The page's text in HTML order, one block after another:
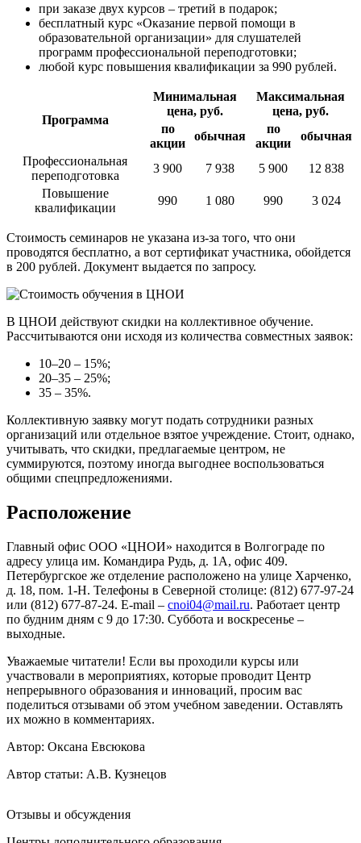
при заказе двух курсов – третий в подарок;
бесплатный курс «Оказание первой помощи в
образовательной организации» для слушателей
программ профессиональной переподготовки;
любой курс повышения квалификации за 990 рублей.
Программа
Минимальная
цена, руб.
Максимальная
цена, руб.
по
акции
обычная
по
акции
обычная
Профессиональная
переподготовка
3 900 7 938 5 900
12 838
Повышение
квалификации
990 1 080 990 3 024
Стоимость семинаров не указана из-за того, что они
проводятся бесплатно, а вот сертификат участника, обойдется
в 200 рублей. Документ выдается по запросу.
В ЦНОИ действуют скидки на коллективное обучение.
Рассчитываются они исходя из количества совместных заявок:
10–20 – 15%;
20–35 – 25%;
35 – 35%.
Коллективную заявку могут подать сотрудники разных
организаций или отдельное взятое учреждение. Стоит, однако,
учитывать, что скидки, предлагаемые центром, не
суммируются, поэтому иногда выгоднее воспользоваться
общими спецпредложениями.
Расположение
Главный офис ООО «ЦНОИ» находится в Волгограде по
адресу улица им. Командира Рудь, д. 1А, офис 409.
Петербургское же отделение расположено на улице Харченко,
д. 18, пом. 1-Н. Телефоны в Северной столице: (812) 677-97-24
или (812) 677-87-24. E-mail – cnoi04@mail.ru. Работает центр
по будним дням с 9 до 17:30. Суббота и воскресенье –
выходные.
Уважаемые читатели! Если вы проходили курсы или
участвовали в мероприятиях, которые проводит Центр
непрерывного образования и инноваций, просим вас
поделиться отзывами об этом учебном заведении. Оставлять
их можно в комментариях.
Автор: Оксана Евсюкова
Автор статьи: А.В. Кузнецов
Отзывы и обсуждения